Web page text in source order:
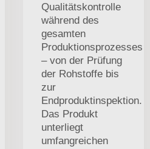
Qualitätskontrolle
während des
gesamten
Produktionsprozesses
– von der Prüfung
der Rohstoffe bis
zur
Endproduktinspektion.
Das Produkt
unterliegt
umfangreichen